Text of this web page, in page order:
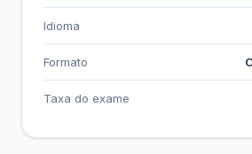
Idioma
Formato
Taxa do exame